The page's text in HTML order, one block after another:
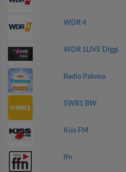
WDR 4
WDR 1LIVE Diggi
Radio Paloma
SWR1 BW
Kiss FM
ffn